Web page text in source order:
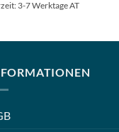
3-7 Werktage AT